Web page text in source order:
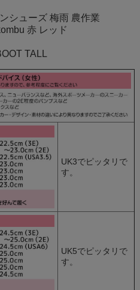
シューズ 梅雨 農作業
赤 レッド
TALL
UK3でピッタリで
す。
UK5でピッタリで
す。